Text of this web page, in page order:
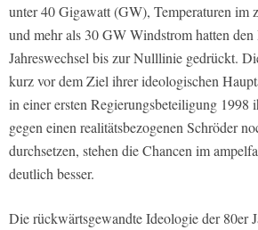
unter 40 Gigawatt (GW), Temperaturen im
und mehr als 30 GW Windstrom hatten
Jahreswechsel bis zur Nulllinie gedrückt.
kurz vor dem Ziel ihrer ideologischen
in einer ersten Regierungsbeteiligung 1998
gegen einen realitätsbezogenen Schröder
durchsetzen, stehen die Chancen im
deutlich besser.
Die rückwärtsgewandte Ideologie der 80er